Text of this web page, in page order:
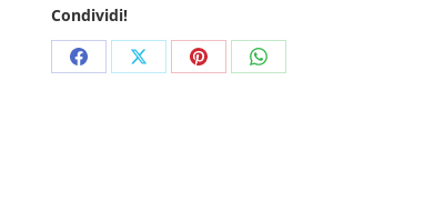
Condividi!
Share Share Share Share